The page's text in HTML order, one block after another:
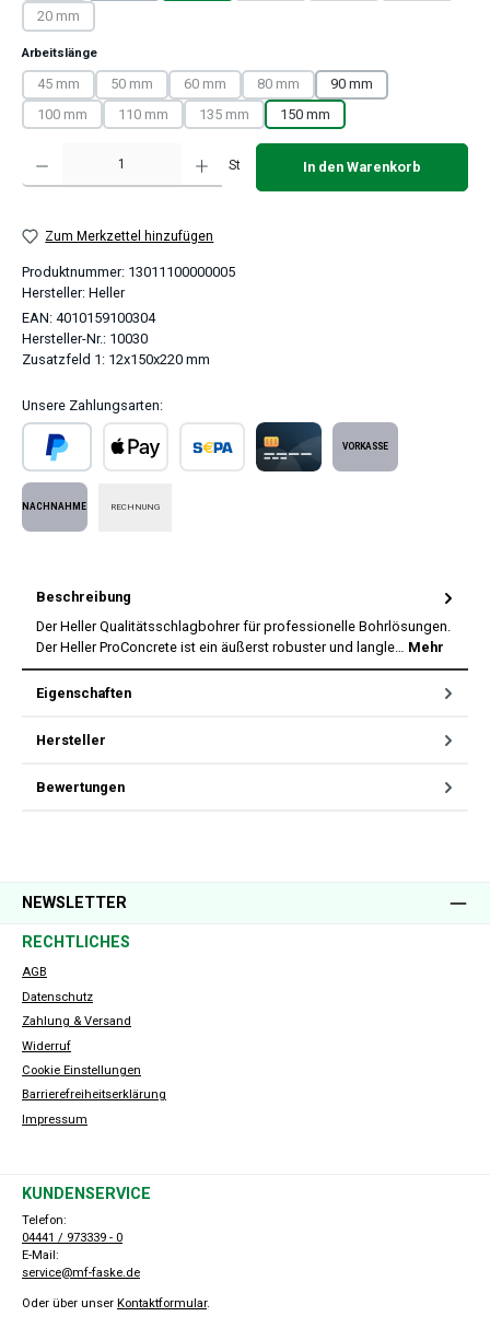
20 mm
(Diese Option ist zurzeit nicht verfügbar.)
Arbeitslängeauswählen
45 mm
(Diese Option ist zurzeit nicht verfügbar.)
50 mm
(Diese Option ist zurzeit nicht verfügbar.)
60 mm
(Diese Option ist zurzeit nicht verfügbar.)
80 mm
(Diese Option ist zurzeit nicht
90 mm
100 mm
(Diese Option ist zurzeit nicht verfügbar.)
110 mm
(Diese Option ist zurzeit nicht verfügbar.)
135 mm
(Diese Option ist zurzeit nicht verfügbar.)
150 mm
Produkt Anzahl: Gib den gewünschten Wert ein oder benutze die Schaltflächen
St In den Warenkorb
Zum Merkzettel hinzufügen
Produktnummer: 13011100000005
Hersteller: Heller
EAN: 4010159100304
Hersteller-Nr.: 10030
Zusatzfeld 1: 12x150x220 mm
Unsere Zahlungsarten:
PayPal
RECHNUNG
Beschreibung
Der Heller Qualitätsschlagbohrer für professionelle Bohrlösungen.
Der Heller ProConcrete ist ein äußerst robuster und langle… Mehr
Eigenschaften
Hersteller
Bewertungen
NEWSLETTER
RECHTLICHES
AGB
Datenschutz
Zahlung & Versand
Widerruf
Cookie Einstellungen
Barrierefreiheitserklärung
Impressum
KUNDENSERVICE
Telefon:
04441 / 973339 - 0
E-Mail:
service@mf-faske.de
Oder über unser Kontaktformular.